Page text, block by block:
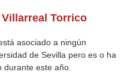
Torrico
asociado a ningún
de Sevilla pero es o ha
este año.